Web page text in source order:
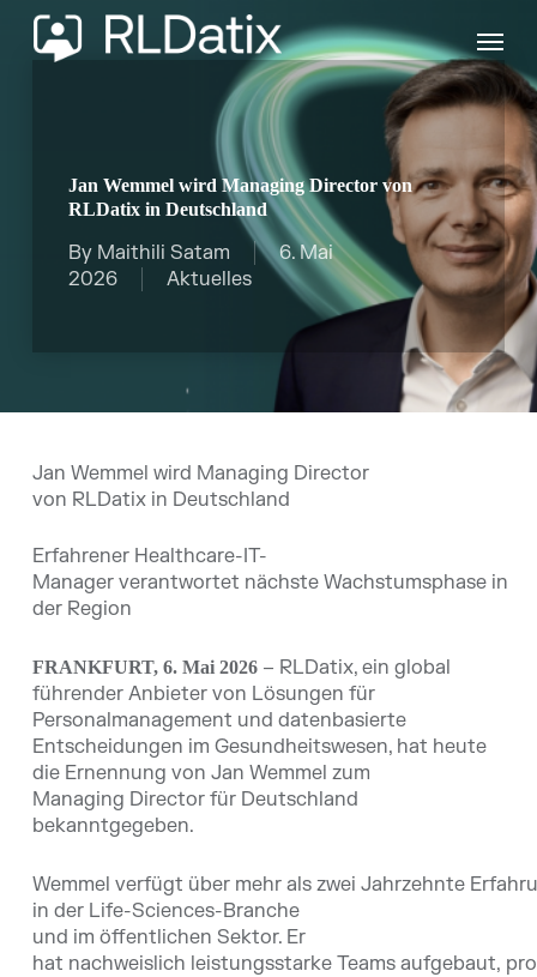
Skip
Jan Wemmel wird Managing Director von
RLDatix in Deutschland
By Maithili Satam
6. Mai
2026
Aktuelles
Jan Wemmel wird Managing Director
von RLDatixin Deutschland
Erfahrener Healthcare-IT-
Manager verantwortet nächste Wachstumsphase in
der Region
FRANKFURT, 6. Mai 2026– RLDatix, ein global
führender Anbieter von Lösungen für
Personalmanagement und datenbasierte
Entscheidungen im Gesundheitswesen, hat heute
die Ernennung von Jan Wemmel zum
Managing Director für Deutschland
bekanntgegeben.
Wemmel verfügt über mehr als zwei Jahrzehnte
in der Life-Sciences-Branche
und im öffentlichen Sektor. Er
hat nachweislich leistungsstarke Teams aufgebaut,